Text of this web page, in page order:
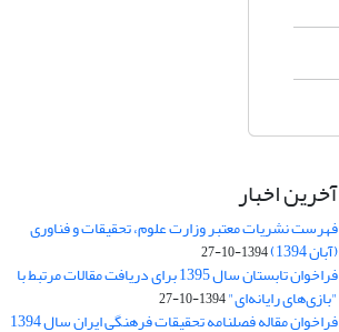
آخرین اخبار
فهرست نشریات معتبر وزارت علوم، تحقیقات و فناوری
(آبان 1394) 1394-10-27
فراخوان تابستان سال 1395 برای دریافت مقالات مرتبط با
"بازی‌های رایانه‌ای"1394-10-27
فراخوان مقاله فصلنامه تحقیقات فرهنگی ایران سال 1394